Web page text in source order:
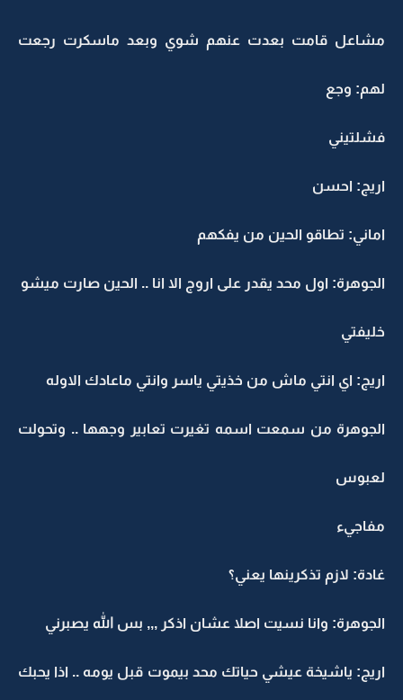
مشاعل قامت بعدت عنهم شوي وبعد ماسكرت رجعت
لهم: وجع
فشلتيني
اريج: احسن
اماني: تطاقو الحين من يفكهم
الجوهرة: اول محد يقدر على اروج الا انا .. الحين صارت ميشو
خليفتي
اريج: اي انتي ماش من خذيتي ياسر وانتي ماعادك الاوله
الجوهرة من سمعت اسمه تغيرت تعابير وجهها .. وتحولت
لعبوس
مفاجيء
غادة: لازم تذكرينها يعني؟
الجوهرة: وانا نسيت اصلا عشان اذكر ,,, بس الله يصبرني
اريج: ياشيخة عيشي حياتك محد بيموت قبل يومه .. اذا يحبك